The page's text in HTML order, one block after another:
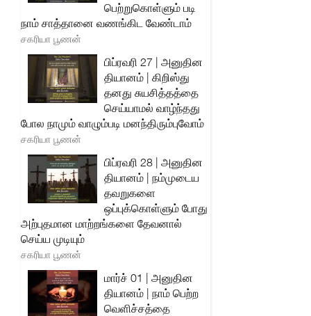
பெற்றுகொள்ளும் படி
நாம் சாத்தானை வணங்கிட வேண்டாம்
சகரியா பூணன்
பிப்ரவரி 27 | அனுதின
தியானம் | கிறிஸ்து
தனது சுயசித்தத்தை
செய்யாமல் வாழ்ந்தது
போல நாமும் வாழும்படி மனந்திரும்புவோம்
சகரியா பூணன்
பிப்ரவரி 28 | அனுதின
தியானம் | நம்முடைய
தவறுகளை
ஒப்புக்கொள்ளும் போது
அற்புதமான மாற்றங்களை தேவனால்
செய்ய முடியும்
சகரியா பூணன்
மார்ச் 01 | அனுதின
தியானம் | நாம் பெற்ற
வெளிச்சத்தை